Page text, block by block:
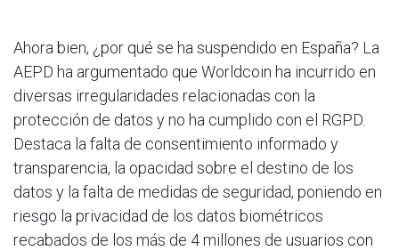
Ahora bien, ¿por qué se ha suspendido en España? La
AEPD ha argumentado que Worldcoin ha incurrido en
diversas irregularidades relacionadas con la
protección de datos y no ha cumplido con el RGPD.
Destaca la falta de consentimiento informado y
transparencia, la opacidad sobre el destino de los
datos y la falta de medidas de seguridad, poniendo en
riesgo la privacidad de los datos biométricos
recabados de los más de 4 millones de usuarios con